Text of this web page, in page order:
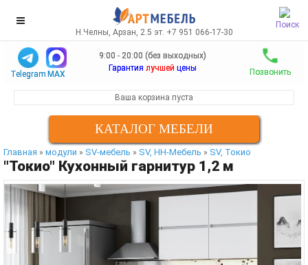
Поиск
Н.Челны, Арзан, 2.5 эт. +7 951 066-17-30
Telegram MAX
9:00 - 20:00 (без выходных)
Гарантия лучшей цены Позвонить
Ваша корзина пуста
КАТАЛОГ МЕБЕЛИ
Главная » модули » SV-мебель » SV, НН-Мебель » SV, Токио
"Токио" Кухонный гарнитур 1,2 м